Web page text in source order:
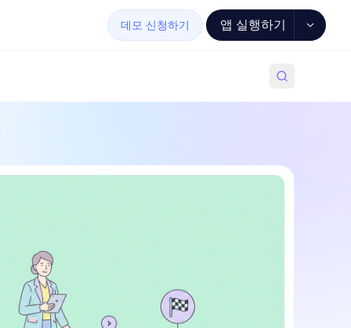
데모 신청하기 앱 실행하기